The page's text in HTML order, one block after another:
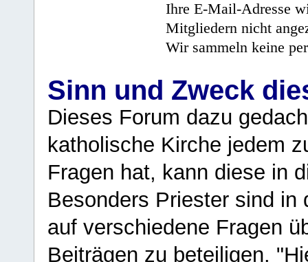
Ihre E-Mail-Adresse
Mitgliedern nicht
Wir sammeln keine
Sinn und Zweck
Dieses Forum dazu
katholische Kirche jedem
Fragen hat, kann diese in
Besonders Priester sind in
auf verschiedene Fragen
Beiträgen zu beteiligen.